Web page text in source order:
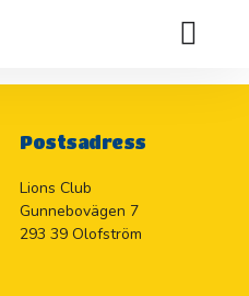
Postsadress
Lions Club
Gunnebovägen 7
293 39 Olofström